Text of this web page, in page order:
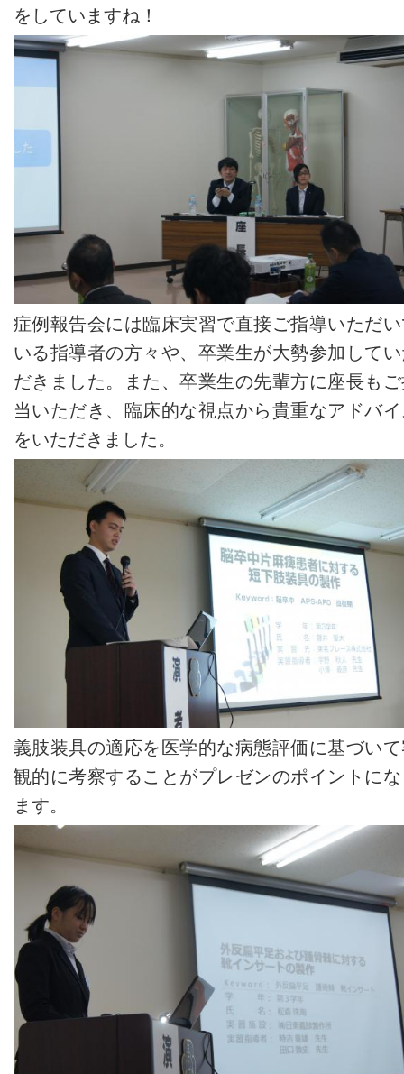
をしていますね！
症例報告会には臨床実習で直接ご指導いただ
いる指導者の方々や、卒業生が大勢参加して
だきました。また、卒業生の先輩方に座長も
当いただき、臨床的な視点から貴重なアドバ
をいただきました。
義肢装具の適応を医学的な病態評価に基づい
観的に考察することがプレゼンのポイントに
ます。